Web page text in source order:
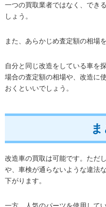
一つの買取業者ではなく、でき
しょう。
また、あらかじめ査定額の相場
自分と同じ改造をしている車を
場合の査定額の相場や、改造に
おくといいでしょう。
改造車の買取は可能です。ただ
や、車検が通らないような違法
下がります。
一方、人気のパーツを使用して